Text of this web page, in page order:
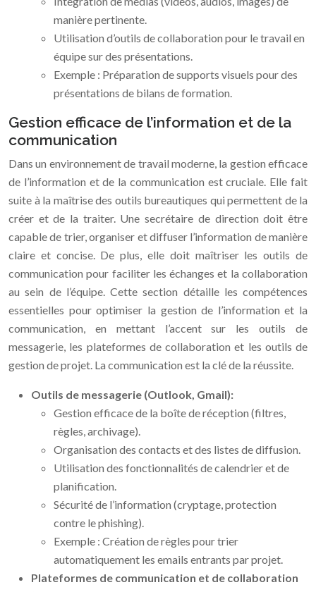
manière pertinente.
Utilisation d’outils de collaboration pour le travail en
équipe sur des présentations.
Exemple : Préparation de supports visuels pour des
présentations de bilans de formation.
Gestion efficace de l’information et de la
communication
Dans un environnement de travail moderne, la gestion efficace
de l’information et de la communication est cruciale. Elle fait
suite à la maîtrise des outils bureautiques qui permettent de la
créer et de la traiter. Une secrétaire de direction doit être
capable de trier, organiser et diffuser l’information de manière
claire et concise. De plus, elle doit maîtriser les outils de
communication pour faciliter les échanges et la collaboration
au sein de l’équipe. Cette section détaille les compétences
essentielles pour optimiser la gestion de l’information et la
communication, en mettant l’accent sur les outils de
messagerie, les plateformes de collaboration et les outils de
gestion de projet. La communication est la clé de la réussite.
Outils de messagerie (Outlook, Gmail):
Gestion efficace de la boîte de réception (filtres,
règles, archivage).
Organisation des contacts et des listes de diffusion.
Utilisation des fonctionnalités de calendrier et de
planification.
Sécurité de l’information (cryptage, protection
contre le phishing).
Exemple : Création de règles pour trier
automatiquement les emails entrants par projet.
Plateformes de communication et de collaboration